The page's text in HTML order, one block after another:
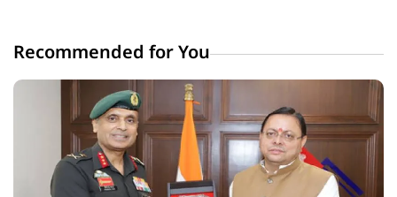
Recommended for You